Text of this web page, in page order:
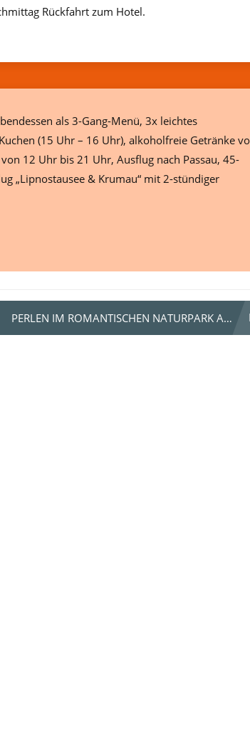
Rückfahrt zum Hotel.
als 3-Gang-Menü, 3x leichtes
(15 Uhr – 16 Uhr), alkoholfreie Getränke
12 Uhr bis 21 Uhr, Ausflug nach Passau, 45-
„Lipnostausee & Krumau“ mit 2-stündiger
PERLEN IM ROMANTISCHEN NATURPARK ALTMÜHLTAL